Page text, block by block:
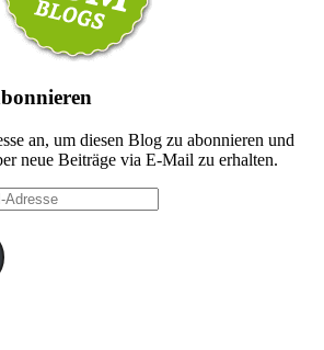
an, um diesen Blog zu abonnieren und
neue Beiträge via E-Mail zu erhalten.